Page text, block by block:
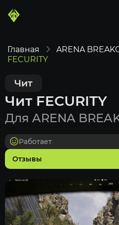
Главная
ARENA
FECURITY
Чит
Чит FECURITY
Для ARENA
Отзывы
Работает